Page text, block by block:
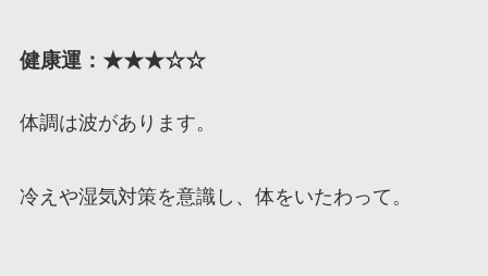
健康運：★★★☆☆
体調は波があります。
冷えや湿気対策を意識し、体をいたわって。